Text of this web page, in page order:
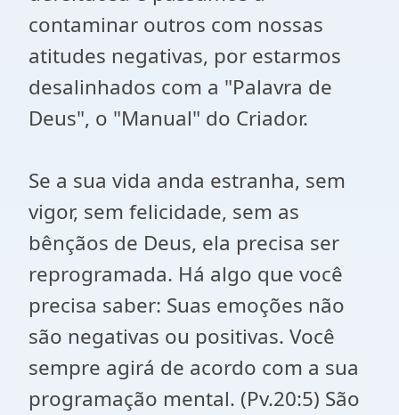
contaminar outros com nossas
atitudes negativas, por estarmos
desalinhados com a "Palavra de
Deus", o "Manual" do Criador.
Se a sua vida anda estranha, sem
vigor, sem felicidade, sem as
bênçãos de Deus, ela precisa ser
reprogramada. Há algo que você
precisa saber: Suas emoções não
são negativas ou positivas. Você
sempre agirá de acordo com a sua
programação mental. (Pv.20:5) São